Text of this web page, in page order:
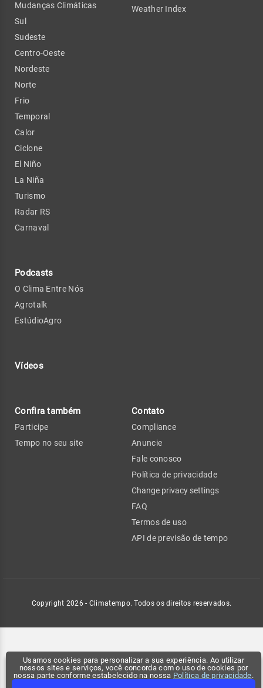
Usamos cookies para personalizar a sua experiência. Ao utilizar
nossos sites e serviços, você concorda com o uso de cookies por
nossa parte conforme estabelecido na nossa Política de privacidade.
Mudanças Climáticas
Sul
Sudeste
Centro-Oeste
Nordeste
Norte
Frio
Temporal
Calor
Ciclone
El Niño
La Niña
Turismo
Radar RS
Carnaval
Podcasts
O Clima Entre Nós
Agrotalk
EstúdioAgro
Vídeos
Weather Index
Confira também
Participe
Tempo no seu site
Contato
Compliance
Anuncie
Fale conosco
Política de privacidade
Change privacy settings
FAQ
Termos de uso
API de previsão de tempo
Copyright 2026 - Climatempo. Todos os direitos reservados.